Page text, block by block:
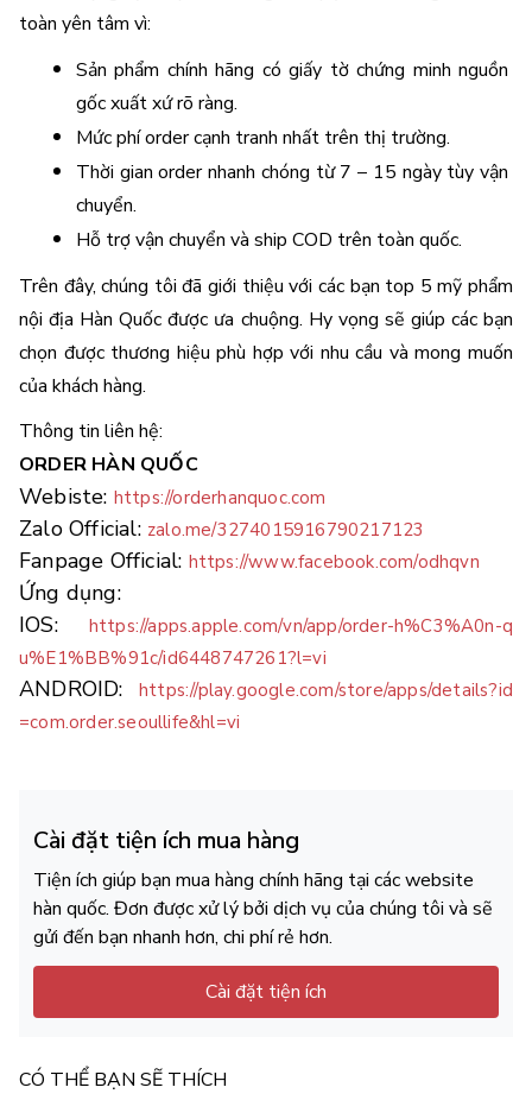
toàn yên tâm vì:
Sản phẩm chính hãng có giấy tờ chứng minh nguồn
gốc xuất xứ rõ ràng.
Mức phí order cạnh tranh nhất trên thị trường.
Thời gian order nhanh chóng từ 7 – 15 ngày tùy vận
chuyển.
Hỗ trợ vận chuyển và ship COD trên toàn quốc.
Trên đây, chúng tôi đã giới thiệu với các bạn top 5 mỹ phẩm
nội địa Hàn Quốc được ưa chuộng. Hy vọng sẽ giúp các bạn
chọn được thương hiệu phù hợp với nhu cầu và mong muốn
của khách hàng.
Thông tin liên hệ:
ORDER HÀN QUỐC
Webiste: https://orderhanquoc.com
Zalo Official: zalo.me/3274015916790217123
Fanpage Official: https://www.facebook.com/odhqvn
Ứng dụng:
IOS:
https://apps.apple.com/vn/app/order-h%C3%A0n-q
u%E1%BB%91c/id6448747261?l=vi
ANDROID:
https://play.google.com/store/apps/details?id
=com.order.seoullife&hl=vi
Cài đặt tiện ích mua hàng
Tiện ích giúp bạn mua hàng chính hãng tại các website
hàn quốc. Đơn được xử lý bởi dịch vụ của chúng tôi và sẽ
gửi đến bạn nhanh hơn, chi phí rẻ hơn.
Cài đặt tiện ích
CÓ THỂ BẠN SẼ THÍCH